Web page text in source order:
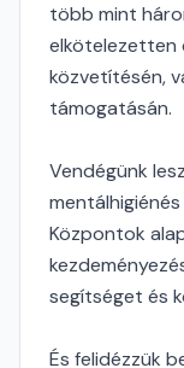
több mint
elkötelezetten
közvetítésén,
támogatásán.
Vendégünk
Központok
segítséget és
És felidézzük